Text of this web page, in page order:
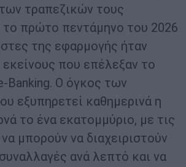
των τραπεζικών τους
το πρώτο πεντάμηνο του 2026
της εφαρμογής ήταν
εκείνους που επέλεξαν το
Banking. Ο όγκος των
εξυπηρετεί καθημερινά η
το ένα εκατομμύριο, με τις
μπορούν να διαχειριστούν
ανά λεπτό και να